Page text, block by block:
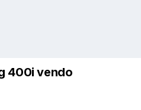
400i vendo